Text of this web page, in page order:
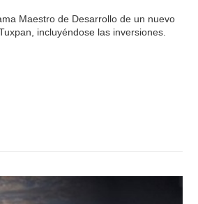
Maestro de Desarrollo de un nuevo
incluyéndose las inversiones.